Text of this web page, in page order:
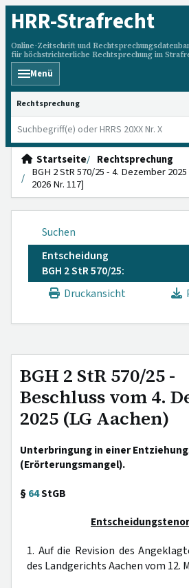
HRR-Strafrecht
Online-Zeitschrift und
für höchstrichterliche Rechtsprechung im
Menü
HRRS durchsuchen
Startseite
Rechtsprechung
BGH 2 StR 570/25 - 4. Dezember
2026 Nr. 117]
Suchen
Entscheidung
BGH 2 StR 570/25:
Druckansicht
BGH 2 StR 570/25 -
Beschluss vom 4.
2025 (LG Aachen)
Unterbringung in einer
(Erörterungsmangel).
§64StGB
Entscheidungstenor
1. Auf die Revision des
des Landgerichts Aachen vom 12.